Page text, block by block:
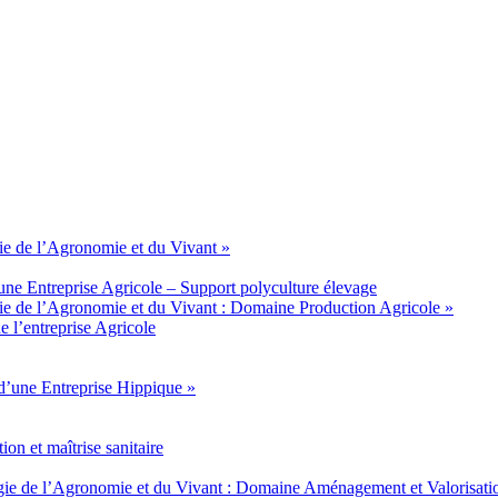
de l’Agronomie et du Vivant »
Entreprise Agricole – Support polyculture élevage
de l’Agronomie et du Vivant : Domaine Production Agricole »
l’entreprise Agricole
Entreprise Hippique »
et maîtrise sanitaire
de l’Agronomie et du Vivant : Domaine Aménagement et